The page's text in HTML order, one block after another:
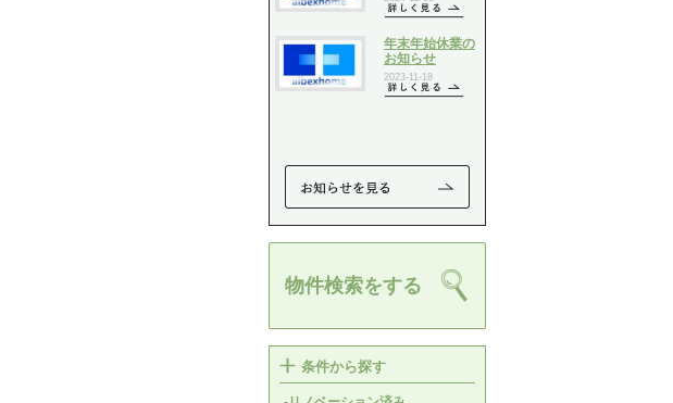
物件検索をする
条件から探す